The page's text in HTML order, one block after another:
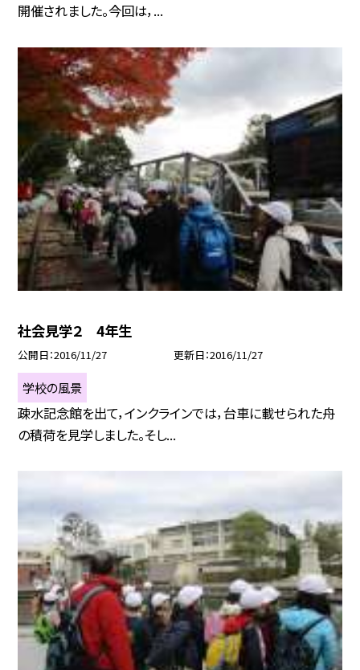
開催されました。今回は，...
社会見学２ 4年生
公開日 2016/11/27 更新日 2016/11/27
学校の風景
疎水記念館を出て，インクラインでは，台車に載せられた舟
の積荷を見学しました。そし...